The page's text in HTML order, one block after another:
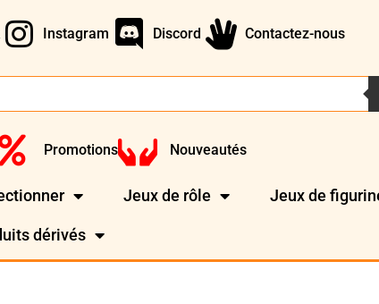
Instagram Discord Contactez-nous
Promotions Nouveautés
Jeux de rôle Jeux de
dérivés